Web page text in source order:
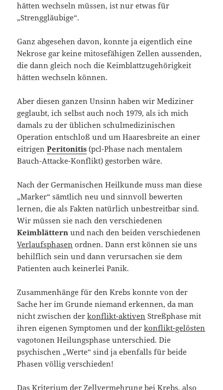
hätten wechseln müssen, ist nur etwas für
„Strenggläubige“.
Ganz abgesehen davon, konnte ja eigentlich eine
Nekrose gar keine mitosefähigen Zellen aussenden,
die dann gleich noch die Keimblattzugehörigkeit
hätten wechseln können.
Aber diesen ganzen Unsinn haben wir Mediziner
geglaubt, ich selbst auch noch 1979, als ich mich
damals zu der üblichen schulmedizinischen
Operation entschloß und um Haaresbreite an einer
eitrigenPeritonitis (pcl-Phase nach mentalem
Bauch-Attacke-Konflikt) gestorben wäre.
Nach der Germanischen Heilkunde muss man diese
„Marker“ sämtlich neu und sinnvoll bewerten
lernen, die als Fakten natürlich unbestreitbar sind.
Wir müssen sie nach den verschiedenen
Keimblättern und nach den beiden verschiedenen
Verlaufsphasen ordnen. Dann erst können sie uns
behilflich sein und dann verursachen sie dem
Patienten auch keinerlei Panik.
Zusammenhänge für den Krebs konnte von der
Sache her im Grunde niemand erkennen, da man
nicht zwischen derkonflikt-aktiven Streßphase mit
ihren eigenen Symptomen und derkonflikt-gelösten
vagotonen Heilungsphase unterschied. Die
psychischen „Werte“ sind ja ebenfalls für beide
Phasen völlig verschieden!
Das Kriterium der Zellvermehrung bei Krebs, also